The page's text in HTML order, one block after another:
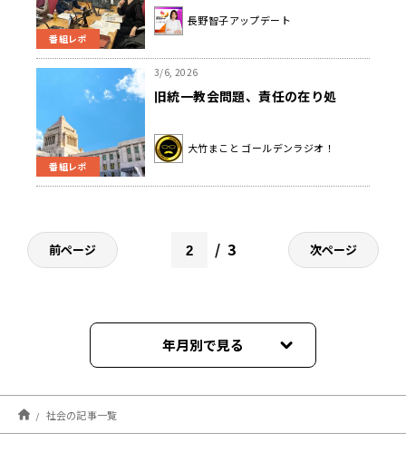
番組レポ
学ぶべきこと
長野智子アップデート
番組レポ
3/6, 2026
旧統一教会問題、責任の在り処
大竹まこと ゴールデンラジオ！
前ページ 3 次ページ
年月別で見る
2026年08月
2026年07月
社会の記事一覧